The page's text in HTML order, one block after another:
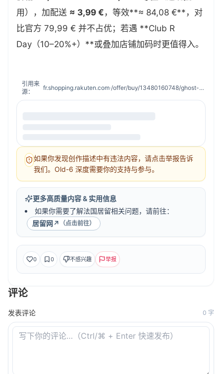
用），加配送 ≈ 3,99 € ，等效**≈ 84,08 €**，对
比官方 79,99 € 并不占优；若遇 **Club R
Day（10–20%+）**或叠加店铺加码时更值得入。
引用来
源：
fr.shopping.rakuten.com· /offer/buy/13480160748/ghost-of-yotei-ps5.html?bbaid=16674281759#xtatc=PUB-[PMC]-[E]-[Jeux-Video-et-Consoles]-[carrousel]-[meilleures-ventes]-[13480160748]-[]
如果你发现创作描述中有违法内容，请点击举报告诉
我们。Old-6 深度需要你的支持与参与。
更多高质量内容 & 实用信息
如果你需要了解法国居留相关问题，请前往：
居留网↗ （点击前往）
0 0 不感兴趣 举报
评论
发表评论 0 字